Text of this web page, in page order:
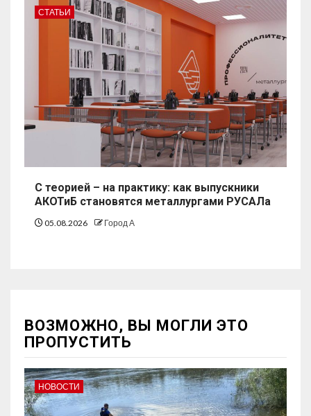
СТАТЬИ
С теорией – на практику: как выпускники
АКОТиБ становятся металлургами РУСАЛа
05.08.2026 Город А
ВОЗМОЖНО, ВЫ МОГЛИ ЭТО
ПРОПУСТИТЬ
НОВОСТИ